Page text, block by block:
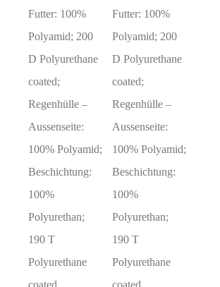
Futter: 100%
Polyamid; 200
D Polyurethane
coated;
Regenhülle –
Aussenseite:
100% Polyamid;
Beschichtung:
100%
Polyurethan;
190 T
Polyurethane
Futter: 100%
Polyamid; 200
D Polyurethane
coated;
Regenhülle –
Aussenseite:
100% Polyamid;
Beschichtung:
100%
Polyurethan;
190 T
Polyurethane